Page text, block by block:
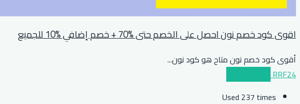
اقوى كود خصم نون احصل على الخصم حتى %70 + خصم إضافي %10 للجميع
أقوى كود خصم نون متاح هو كود نون...
RRF24
Used 237 times